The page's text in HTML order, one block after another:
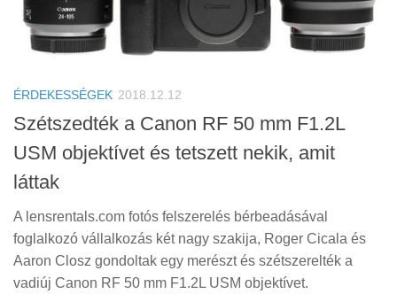
Tudástár
Tanácsok
Érdekességek
Helyszíni Riport
E-BB
ÉRDEKESSÉGEK 2018.12.12
Szétszedték a Canon RF 50 mm F1.2L
USM objektívet és tetszett nekik, amit
láttak
A lensrentals.com fotós felszerelés bérbeadásával
foglalkozó vállalkozás két nagy szakija, Roger Cicala és
Aaron Closz gondoltak egy merészt és szétszerelték a
vadiúj Canon RF 50 mm F1.2L USM objektívet.